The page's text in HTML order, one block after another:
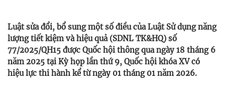
Luật sửa đổi, bổ sung một số điều của Luật Sử dụng năng
lượng tiết kiệm và hiệu quả (SDNL TK&HQ) số
77/2025/QH15 được Quốc hội thông qua ngày 18 tháng 6
năm 2025 tại Kỳ họp lần thứ 9, Quốc hội khóa XV có
hiệu lực thi hành kể từ ngày 01 tháng 01 năm 2026.